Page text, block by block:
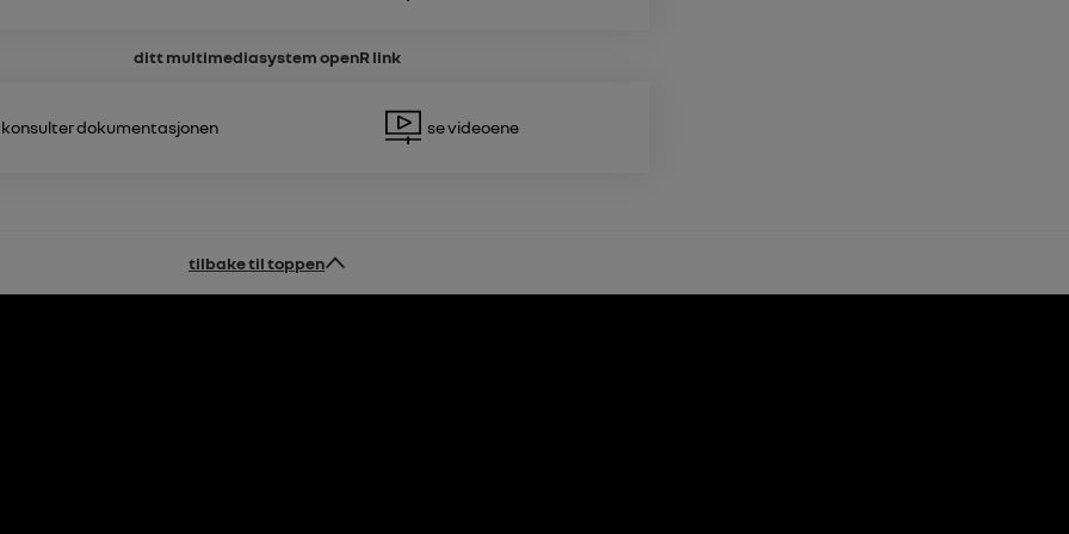
ditt multimediasystemopenR link
Konsulter dokumentasjonen Se videoene
tilbake til toppen